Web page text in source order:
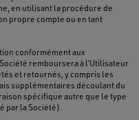
en utilisant la procédure de
propre compte ou en tant
conformément aux
remboursera à l’Utilisateur
et retournés, y compris les
supplémentaires découlant du
spécifique autre que le type
par la Société).